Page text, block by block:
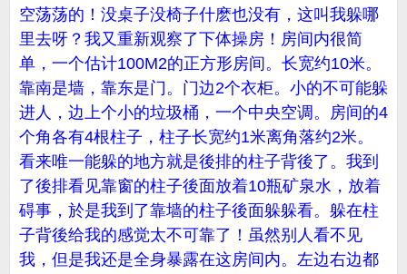
空荡荡的！没桌子没椅子什麽也没有，这叫我躲哪
里去呀？我又重新观察了下体操房！房间内很简
单，一个估计100M2的正方形房间。长宽约10米。
靠南是墙，靠东是门。门边2个衣柜。小的不可能躲
进人，边上个小的垃圾桶，一个中央空调。房间的4
个角各有4根柱子，柱子长宽约1米离角落约2米。
看来唯一能躲的地方就是後排的柱子背後了。我到
了後排看见靠窗的柱子後面放着10瓶矿泉水，放着
碍事，於是我到了靠墙的柱子後面躲躲看。躲在柱
子背後给我的感觉太不可靠了！虽然别人看不见
我，但是我还是全身暴露在这房间内。左边右边都